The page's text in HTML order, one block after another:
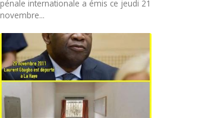
pénale internationale a émis ce jeudi 21
novembre...